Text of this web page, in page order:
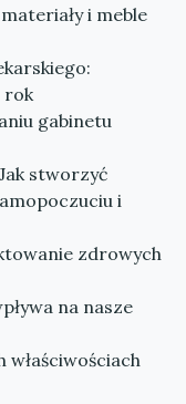
i meble
rok
gabinetu
stworzyć
i
zdrowych
na nasze